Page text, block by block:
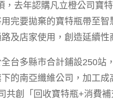
去年認購凡立橙公司寶
完要拋棄的寶特瓶帶至智
及店家使用，創造延續性
台多縣市合計鋪設250站
的南亞纖維公司，加工成
創「回收寶特瓶+消費補